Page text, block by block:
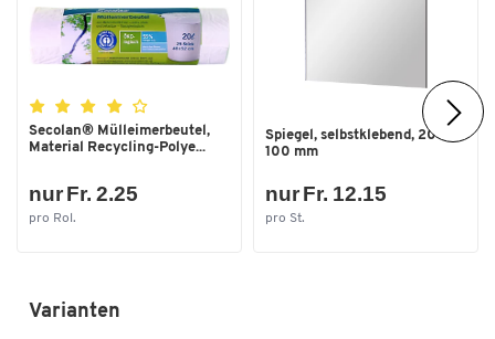
Secolan® Mülleimerbeutel,
Material Recycling-Polye...
nur Fr. 2.25
pro Rol.
Spiegel, selbstklebend, 200 x
100 mm
nur Fr. 12.15
pro St.
Varianten